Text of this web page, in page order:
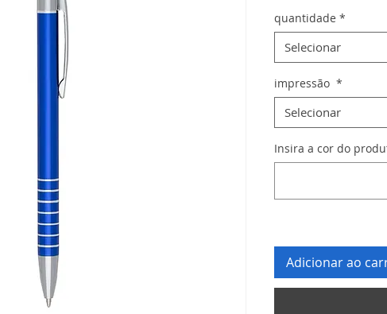
quantidade *
Selecionar
impressão *
Selecionar
Insira a cor do
Adicionar ao